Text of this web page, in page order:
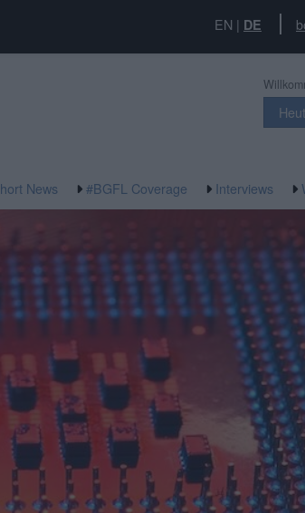
EN | DE
News #BGFL Coverage Interviews